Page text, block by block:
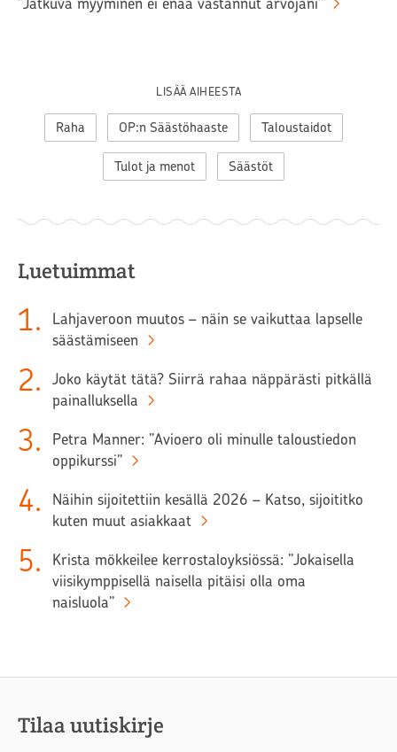
LISÄÄ AIHEESTA
Raha OP:n Säästöhaaste Taloustaidot
Tulot ja menot Säästöt
Luetuimmat
1.
Lahjaveroon muutos – näin se vaikuttaa lapselle
säästämiseen
2.
Joko käytät tätä? Siirrä rahaa näppärästi pitkällä
painalluksella
3.
Petra Manner: ”Avioero oli minulle taloustiedon
oppikurssi”
4.
Näihin sijoitettiin kesällä 2026 – Katso, sijoititko
kuten muut asiakkaat
5.
Krista mökkeilee kerrostaloyksiössä: ”Jokaisella
viisikymppisellä naisella pitäisi olla oma
naisluola”
Tilaa uutiskirje